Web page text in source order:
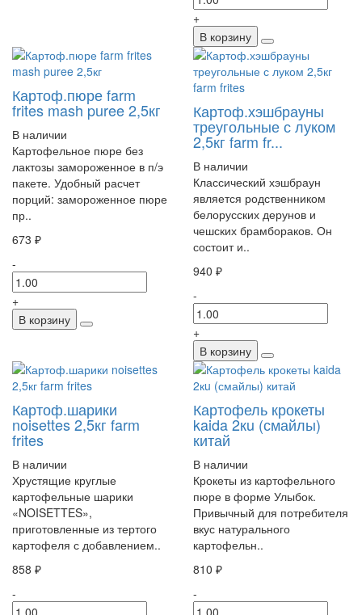
+
В корзину
Картоф.пюре farm
frites mash puree 2,5кг
В наличии
Картофельное пюре без
лактозы замороженное в п/э
пакете. Удобный расчет
порций: замороженное пюре
пр..
673 ₽
-
+
В корзину
Картоф.хэшбрауны
треугольные с луком
2,5кг farm fr...
В наличии
Классический хэшбраун
является родственником
белорусских дерунов и
чешских брамбораков. Он
состоит и..
940 ₽
-
+
В корзину
Картоф.шарики
noisettes 2,5кг farm
frites
В наличии
Хрустящие круглые
картофельные шарики
«NOISETTES»,
приготовленные из тертого
картофеля с добавлением..
858 ₽
-
Картофель крокеты
kaida 2кu (смайлы)
китай
В наличии
Крокеты из картофельного
пюре в форме Улыбок.
Привычный для потребителя
вкус натурального
картофельн..
810 ₽
-